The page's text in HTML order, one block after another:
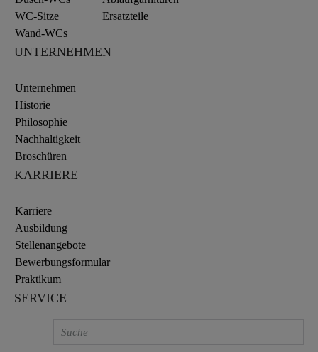
WC-Sitze
Wand-WCs
Ersatzteile
UNTERNEHMEN
Unternehmen
Historie
Philosophie
Nachhaltigkeit
Broschüren
KARRIERE
Karriere
Ausbildung
Stellenangebote
Bewerbungsformular
Praktikum
SERVICE